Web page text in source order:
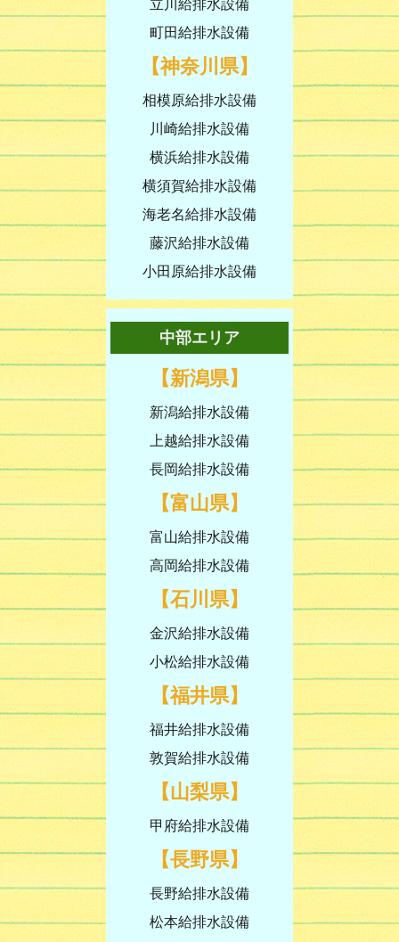
立川給排水設備
町田給排水設備
【神奈川県】
相模原給排水設備
川崎給排水設備
横浜給排水設備
横須賀給排水設備
海老名給排水設備
藤沢給排水設備
小田原給排水設備
中部エリア
【新潟県】
新潟給排水設備
上越給排水設備
長岡給排水設備
【富山県】
富山給排水設備
高岡給排水設備
【石川県】
金沢給排水設備
小松給排水設備
【福井県】
福井給排水設備
敦賀給排水設備
【山梨県】
甲府給排水設備
【長野県】
長野給排水設備
松本給排水設備